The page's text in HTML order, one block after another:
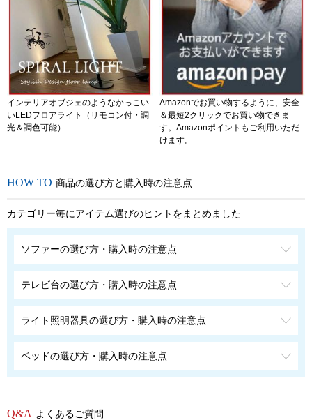
インテリアオブジェのようなかっこい
いLEDフロアライト（リモコン付・調
光＆調色可能）
Amazonでお買い物するように、安全
＆最短2クリックでお買い物できま
す。Amazonポイントもご利用いただ
けます。
商品の選び方と購入時の注意点
カテゴリー毎にアイテム選びのヒントをまとめました
ソファーの選び方・購入時の注意点
テレビ台の選び方・購入時の注意点
ライト照明器具の選び方・購入時の注意点
ベッドの選び方・購入時の注意点
よくあるご質問